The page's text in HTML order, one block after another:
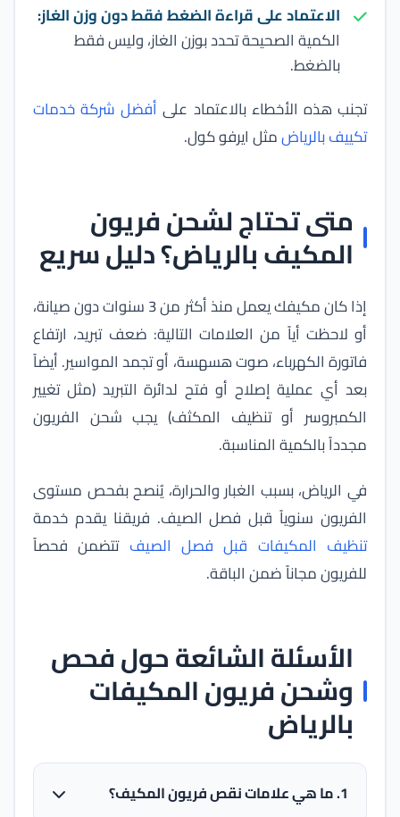
الاعتماد على قراءة الضغط فقط دون وزن الغاز:
الكمية الصحيحة تحدد بوزن الغاز، وليس فقط
بالضغط.
تجنب هذه الأخطاء بالاعتماد على أفضل شركة خدمات
تكييف بالرياضمثل ايرفو كول.
متى تحتاج لشحن فريون
المكيف بالرياض؟ دليل سريع
إذا كان مكيفك يعمل منذ أكثر من 3 سنوات دون صيانة،
أو لاحظت أياً من العلامات التالية: ضعف تبريد، ارتفاع
فاتورة الكهرباء، صوت هسهسة، أو تجمد المواسير. أيضاً
بعد أي عملية إصلاح أو فتح لدائرة التبريد (مثل تغيير
الكمبروسر أو تنظيف المكثف) يجب شحن الفريون
مجدداً بالكمية المناسبة.
في الرياض، بسبب الغبار والحرارة، يُنصح بفحص مستوى
الفريون سنوياً قبل فصل الصيف. فريقنا يقدم خدمة
تنظيف المكيفات قبل فصل الصيف تتضمن فحصاً
للفريون مجاناً ضمن الباقة.
الأسئلة الشائعة حول فحص
وشحن فريون المكيفات
بالرياض
1. ما هي علامات نقص فريون المكيف؟